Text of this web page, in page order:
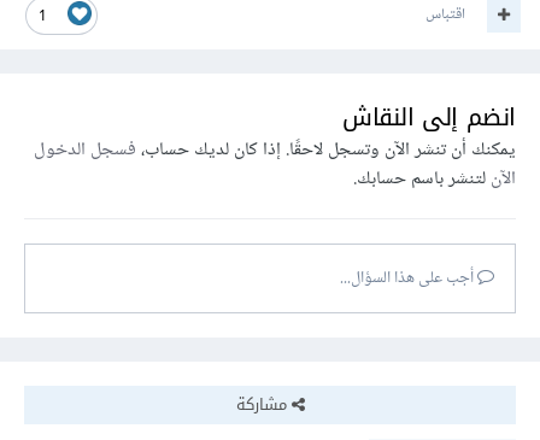
1 اقتباس
انضم إلى النقاش
يمكنك أن تنشر الآن وتسجل لاحقًا. إذا كان لديك حساب،فسجل الدخول
الآنلتنشر باسم حسابك.
أجب على هذا السؤال...
مشاركة